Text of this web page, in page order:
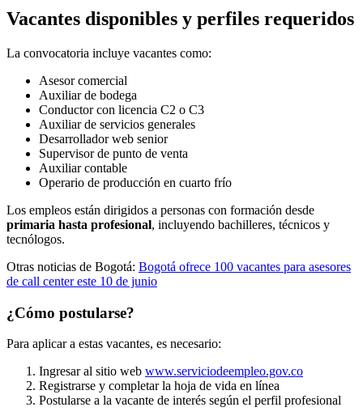
Vacantes disponibles y perfiles requeridos
La convocatoria incluye vacantes como:
Asesor comercial
Auxiliar de bodega
Conductor con licencia C2 o C3
Auxiliar de servicios generales
Desarrollador web senior
Supervisor de punto de venta
Auxiliar contable
Operario de producción en cuarto frío
Los empleos están dirigidos a personas con formación desde
primaria hasta profesional, incluyendo bachilleres, técnicos y
tecnólogos.
Otras noticias de Bogotá: Bogotá ofrece 100 vacantes para asesores
de call center este 10 de junio
¿Cómo postularse?
Para aplicar a estas vacantes, es necesario:
Ingresar al sitio web www.serviciodeempleo.gov.co
Registrarse y completar la hoja de vida en línea
Postularse a la vacante de interés según el perfil profesional